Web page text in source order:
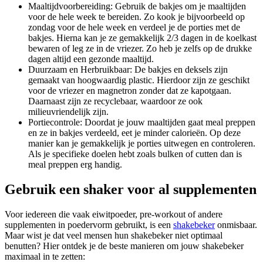
Maaltijdvoorbereiding: Gebruik de bakjes om je maaltijden
voor de hele week te bereiden. Zo kook je bijvoorbeeld op
zondag voor de hele week en verdeel je de porties met de
bakjes. Hierna kan je ze gemakkelijk 2/3 dagen in de koelkast
bewaren of leg ze in de vriezer. Zo heb je zelfs op de drukke
dagen altijd een gezonde maaltijd.
Duurzaam en Herbruikbaar: De bakjes en deksels zijn
gemaakt van hoogwaardig plastic. Hierdoor zijn ze geschikt
voor de vriezer en magnetron zonder dat ze kapotgaan.
Daarnaast zijn ze recyclebaar, waardoor ze ook
milieuvriendelijk zijn.
Portiecontrole: Doordat je jouw maaltijden gaat meal preppen
en ze in bakjes verdeeld, eet je minder calorieën. Op deze
manier kan je gemakkelijk je porties uitwegen en controleren.
Als je specifieke doelen hebt zoals bulken of cutten dan is
meal preppen erg handig.
Gebruik een shaker voor al supplementen
Voor iedereen die vaak eiwitpoeder, pre-workout of andere
supplementen in poedervorm gebruikt, is een shakebekeronmisbaar.
Maar wist je dat veel mensen hun shakebeker niet optimaal
benutten? Hier ontdek je de beste manieren om jouw shakebeker
maximaal in te zetten: